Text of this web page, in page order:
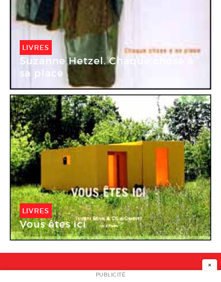
LIVRES
Suzanne Hetzel. Chaque chose à
sa place
LIVRES
Vous êtes ici
×
PUBLICITÉ